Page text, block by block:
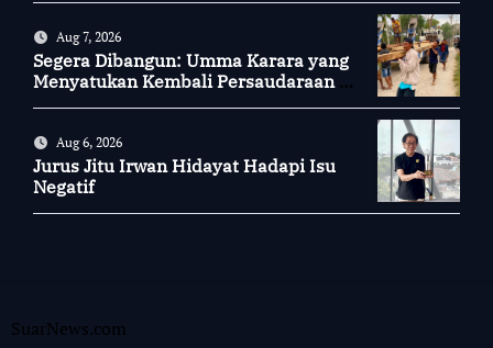
Aug 7, 2026
Segera Dibangun: Umma Karara yang
Menyatukan Kembali Persaudaraan di
Aug 6, 2026
Jurus Jitu Irwan Hidayat Hadapi Isu
Negatif
SuarNews.com